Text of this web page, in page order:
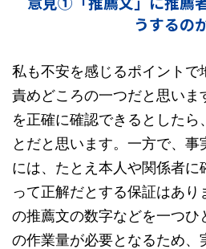
うするの
私も不安を感じるポイントで
責めどころの一つだと思いま
を正確に確認できるとしたら
とだと思います。一方で、
には、たとえ本人や関係者に
って正解だとする保証はあ
の推薦文の数字などを一つひ
の作業量が必要となるため、